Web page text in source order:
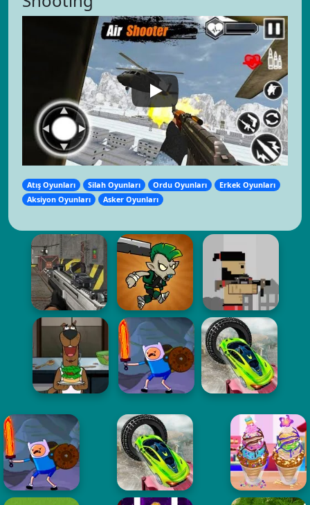
Atış Oyunları Silah Oyunları Ordu Oyunları
Erkek Oyunları
Aksiyon Oyunları
Asker Oyunları